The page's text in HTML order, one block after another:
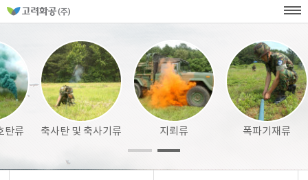
홈
네
비
게
이
션
메
인
메
뉴
탄류 축사탄 및 축사기류 지뢰류 폭파기재류